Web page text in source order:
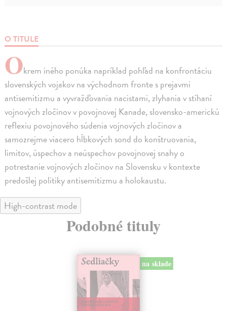
O TITULE
Okrem iného ponúka napríklad pohľad na konfrontáciu
slovenských vojakov na východnom fronte s prejavmi
antisemitizmu a vyvražďovania nacistami, zlyhania v stíhaní
vojnových zločinov v povojnovej Kanade, slovensko-americkú
reflexiu povojnového súdenia vojnových zločinov a
samozrejme viacero hĺbkových sond do konštruovania,
limitov, úspechov a neúspechov povojnovej snahy o
potrestanie vojnových zločinov na Slovensku v kontexte
predošlej politiky antisemitizmu a holokaustu.
High-contrast mode
Podobné tituly
na sklade